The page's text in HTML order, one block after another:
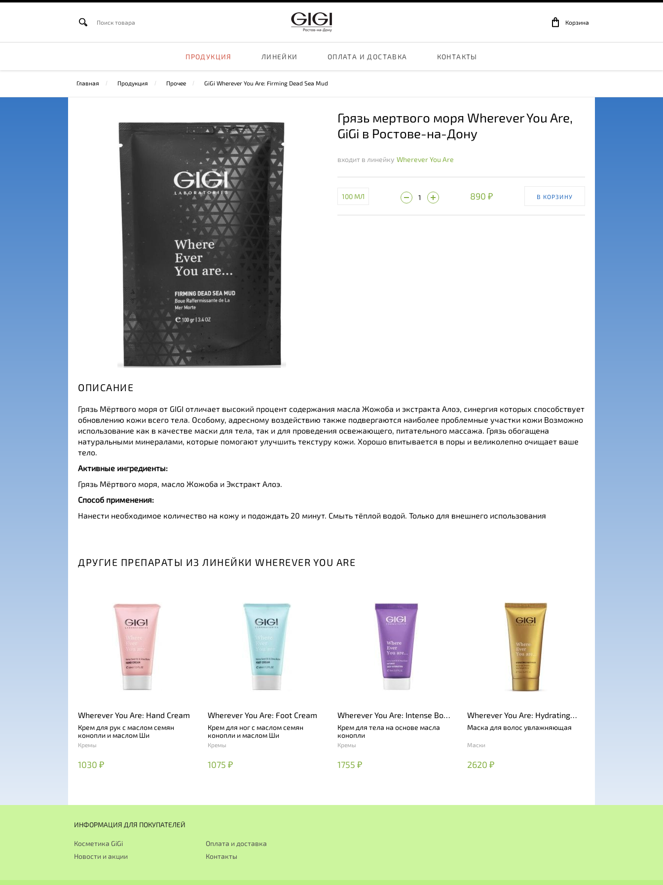
Корзина
ПРОДУКЦИЯ ЛИНЕЙКИ ОПЛАТА И ДОСТАВКА КОНТАКТЫ
Главная Продукция Прочее GiGi Wherever You Are: Firming Dead Sea Mud
Грязь мертвого моря Wherever You Are,
GiGi в Ростове-на-Дону
входит в линейку Wherever You Are
100 МЛ 890 ₽ В КОРЗИНУ
ОПИСАНИЕ
Грязь Мёртвого моря от GIGI отличает высокий процент содержания масла Жожоба и экстракта Алоэ, синергия которых способствует
обновлению кожи всего тела. Особому, адресному воздействию также подвергаются наиболее проблемные участки кожи Возможно
использование как в качестве маски для тела, так и для проведения освежающего, питательного массажа. Грязь обогащена
натуральными минералами, которые помогают улучшить текстуру кожи. Хорошо впитывается в поры и великолепно очищает ваше
тело.
Активные ингредиенты:
Грязь Мёртвого моря, масло Жожоба и Экстракт Алоэ.
Способ применения:
Нанести необходимое количество на кожу и подождать 20 минут. Смыть тёплой водой. Только для внешнего использования
ДРУГИЕ ПРЕПАРАТЫ ИЗ ЛИНЕЙКИ WHEREVER YOU ARE
Wherever You Are: Hand Cream
Крем для рук с маслом семян
конопли и маслом Ши
Кремы
1030 ₽
Wherever You Are: Foot Cream
Крем для ног с маслом семян
конопли и маслом Ши
Кремы
1075 ₽
Wherever You Are: Intense Body
Hydration Cream
Крем для тела на основе масла
конопли
Кремы
1755 ₽
Wherever You Are: Hydrating
Hair Mask
Маска для волос увлажняющая
Маски
2620 ₽
ИНФОРМАЦИЯ ДЛЯ ПОКУПАТЕЛЕЙ
Косметика GiGi
Новости и акции
Оплата и доставка
Контакты